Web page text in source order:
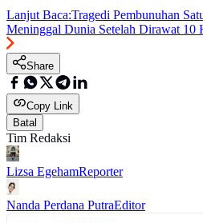
Lanjut Baca:Tragedi Pembunuhan
Meninggal Dunia Setelah Dirawat 10
Share
Copy Link
Batal
Tim Redaksi
Lizsa EgehamReporter
Nanda Perdana PutraEditor